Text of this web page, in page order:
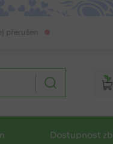
přerušen
Dostupnost